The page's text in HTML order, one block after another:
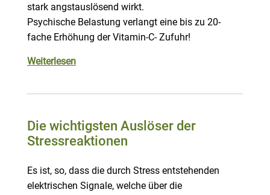
stark angstauslösend wirkt.
Psychische Belastung verlangt eine bis zu 20-
fache Erhöhung der Vitamin-C- Zufuhr!
Weiterlesen
Die wichtigsten Auslöser der
Stressreaktionen
Es ist, so, dass die durch Stress entstehenden
elektrischen Signale, welche über die